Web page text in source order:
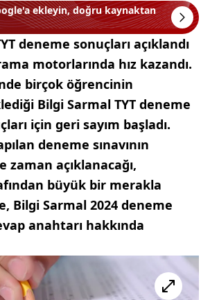
ekleyin, doğru kaynaktan
deneme sonuçları açıklandı
motorlarında hız kazandı.
birçok öğrencinin
Bilgi Sarmal TYT deneme
için geri sayım başladı.
deneme sınavının
zaman açıklanacağı,
büyük bir merakla
Bilgi Sarmal 2024 deneme
anahtarı hakkında